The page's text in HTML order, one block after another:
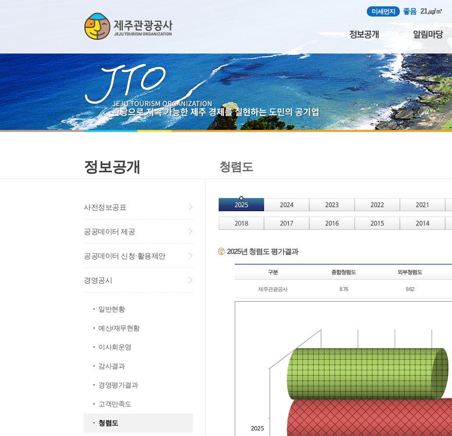
미세먼지 좋음 21㎍/㎥
정보공개
사전정보공표
공공데이터 제공
공공데이터 신청·활용제안
경영공시
일반현황
예산/재무현황
이사회운영
감사결과
경영평가결과
고객만족도
청렴도
청렴도
선
택
됨
2025년 청렴도 평가결과
구분 종합청렴도 외부청렴도
제주관광공사 8.76 9.62